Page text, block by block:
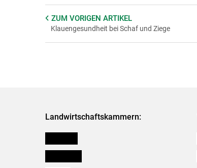
ZUM VORIGEN ARTIKEL
Klauengesundheit bei Schaf und Ziege
Landwirtschaftskammern: